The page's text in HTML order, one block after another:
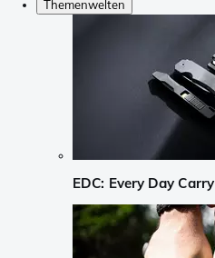
Themenwelten
EDC: Every Day Carry